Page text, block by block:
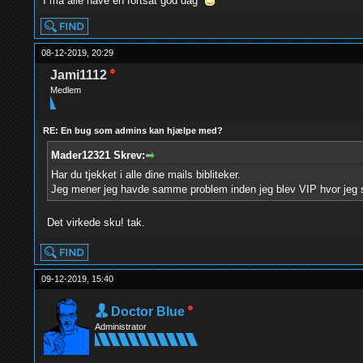
08-12-2019, 20:29
Jami1112
Medlem
RE: En bug som admins kan hjælpe med?
Mader12321 Skrev:
Har du tjekket i alle dine mails bibliteker.
Jeg mener jeg havde samme problem inden jeg blev VIP hvor jeg
Det virkede sku! tak.
09-12-2019, 15:40
Doctor Blue
Administrator